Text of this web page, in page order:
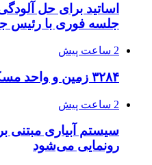
اساتید برای حل
جلسه فوری با رئیس
2 ساعت پیش
۳۲۸۴ زمین و واحد مسکونی به نخبگان واگذار شد
2 ساعت پیش
سیستم آبیاری
رونمایی می‌شود